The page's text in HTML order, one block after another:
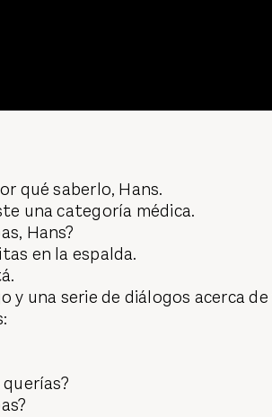
qué saberlo, Hans.
una categoría médica.
Hans?
en la espalda.
y una serie de diálogos acerca